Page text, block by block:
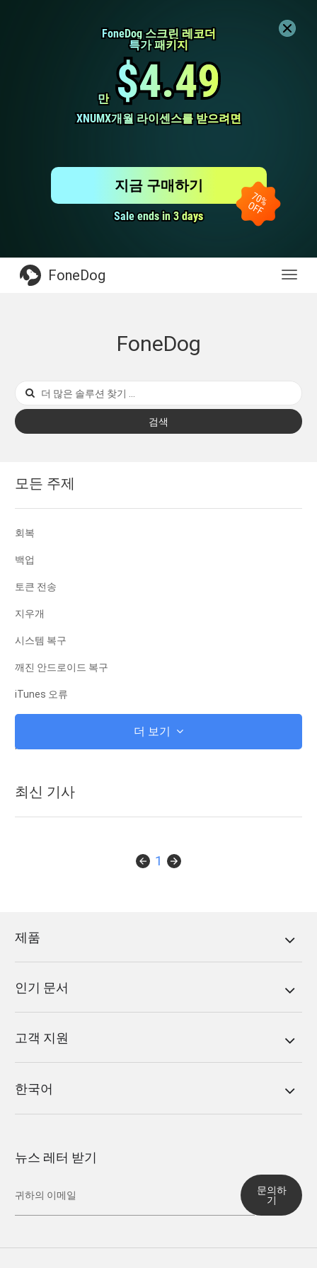
FoneDog 스크린 레코더
FoneDog 스크린 레코더
특가 패키지
특가 패키지
만
만 $4.49
$4.49
XNUMX개월 라이센스를 받으려면
XNUMX개월 라이센스를 받으려면
Sale ends in 3 days
Sale ends in 3 days
지금 구매하기
전
FoneDog
FoneDog
검색
모든 주제
회복
백업
토큰 전송
지우개
시스템 복구
깨진 안드로이드 복구
iTunes 오류
iTunes
iOS 복구 모드
겨울 왕국
더 보기
최신 기사
1
제품
인기 문서
고객 지원
한국어
뉴스 레터 받기
문의하
기